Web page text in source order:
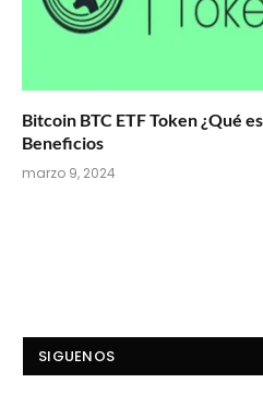
Bitcoin BTC ETF Token ¿Qué
Beneficios
marzo 9, 2024
SIGUENOS